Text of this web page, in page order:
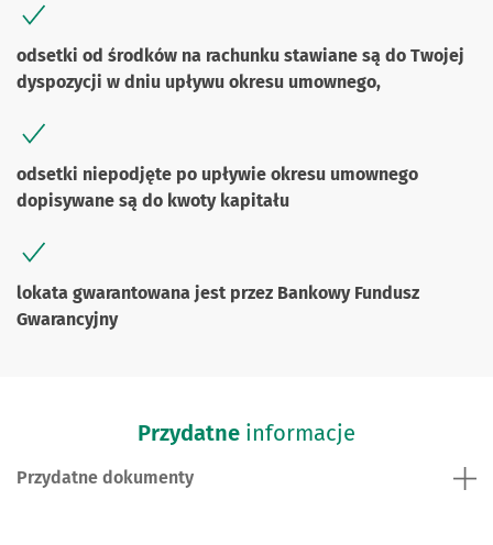
odsetki od środków na rachunku stawiane są do Twojej
dyspozycji w dniu upływu okresu umownego,
odsetki niepodjęte po upływie okresu umownego
dopisywane są do kwoty kapitału
lokata gwarantowana jest przez Bankowy Fundusz
Gwarancyjny
Przydatne informacje
Przydatne dokumenty